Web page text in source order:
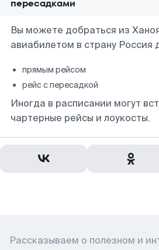
пересадками
Вы можете добраться из
авиабилетом в страну Россия
прямым рейсом
рейс с пересадкой
Иногда в расписании могут
чартерные рейсы и лоукосты.
Рассказываем о полезном и